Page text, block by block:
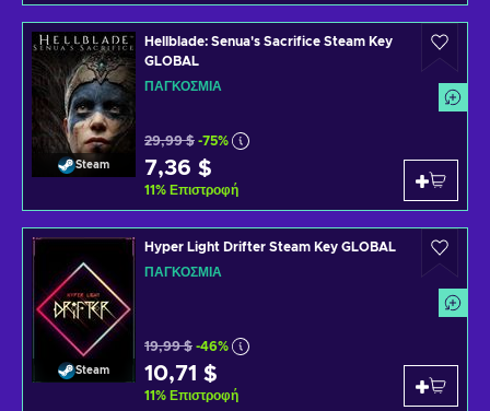
Steam
Hellblade: Senua's Sacrifice Steam Key
GLOBAL
ΠΑΓΚΌΣΜΙΑ
29,99 $ -75%
7,36 $
11% Επιστροφή
Steam
Hyper Light Drifter Steam Key GLOBAL
ΠΑΓΚΌΣΜΙΑ
19,99 $ -46%
10,71 $
11% Επιστροφή